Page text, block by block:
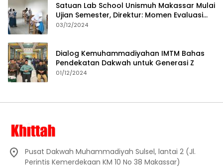
Satuan Lab School Unismuh Makassar Mulai
Ujian Semester, Direktur: Momen Evaluasi
Proses Pembelajaran
03/12/2024
Dialog Kemuhammadiyahan IMTM Bahas
Pendekatan Dakwah untuk Generasi Z
01/12/2024
Pusat Dakwah Muhammadiyah Sulsel, lantai 2 (Jl.
Perintis Kemerdekaan KM 10 No 38 Makassar)